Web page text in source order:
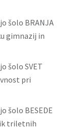
šolo BRANJA
gimnazij in
šolo SVET
pri
šolo BESEDE
triletnih